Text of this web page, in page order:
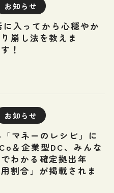
お知らせ
に入ってから心穏やか
崩し法を教えま
！
お知らせ
マネーのレシピ」に
＆企業型DC、みんな
わかる確定拠出年
割合」が掲載されま